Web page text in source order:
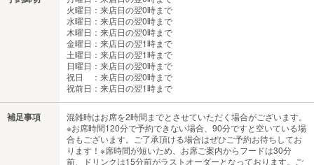
火曜日：来店日の翌0時まで
水曜日：来店日の翌0時まで
木曜日：来店日の翌0時まで
金曜日：来店日の翌1時まで
土曜日：来店日の翌1時まで
日曜日：来店日の翌0時まで
祝日 ：来店日の翌0時まで
祝前日：来店日の翌1時まで
補足事項
混雑時はお席を2時間までとさせていただく場合がございます。
※お席時間120分で予約できない場合、90分ですと空いている場
合もございます。ご了承頂ける場合はぜひご予約お待ちしてお
ります！※席時間が短いため、お席ご案内からフードは30分
前、ドリンクは15分前がラストオーダーとなっております。ご